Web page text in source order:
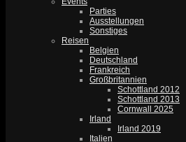
Parties
Ausstellungen
Sonstiges
Reisen
Belgien
Deutschland
Frankreich
Großbritannien
Schottland 2012
Schottland 2013
Cornwall 2025
Irland
Irland 2019
Italien